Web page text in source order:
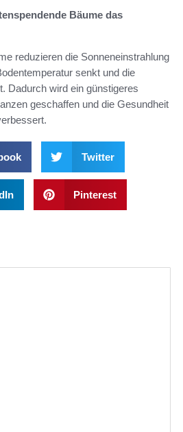
Bäume das
reduzieren die Sonneneinstrahlung
senkt und die
Dadurch wird ein günstigeres
geschaffen und die Gesundheit
Twitter
Pinterest